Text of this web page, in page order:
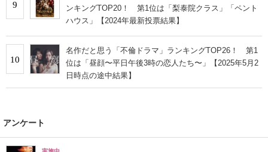
9
ンキングTOP20！ 第1位は「梨泰院クラス」「ペント
ハウス」【2024年最新投票結果】
10
名作だと思う「不倫ドラマ」ランキングTOP26！ 第1
位は「昼顔〜平日午後3時の恋人たち〜」【2025年5月2
日時点の途中結果】
アンケート